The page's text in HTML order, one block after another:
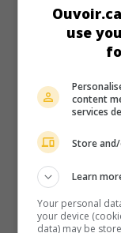
Mercredi
L'Odyssée
use
content
services
Store
Learn
Your personal
your device
data) may be